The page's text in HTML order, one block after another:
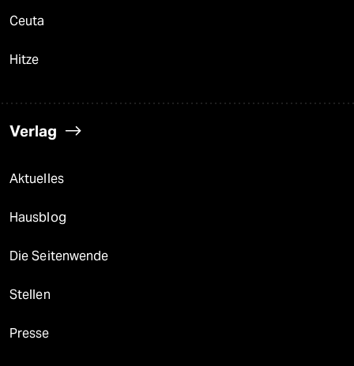
Ceuta
Hitze
Verlag
Aktuelles
Hausblog
Die Seitenwende
Stellen
Presse